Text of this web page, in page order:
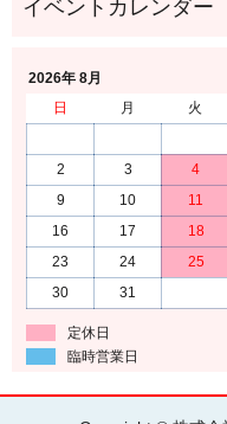
2026年 8月
日
月 火
2
3 4
9
10 11
16
17 18
23
24 25
30
31
定休日
臨時営業日